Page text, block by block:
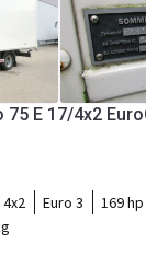
75 E 17/4x2
4x2 Euro 3 169 hp